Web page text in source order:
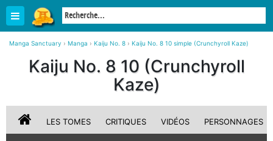
Manga Sanctuary › Manga › Kaiju No. 8 › Kaiju No. 8 10 simple (Crunchyroll Kaze)
Kaiju No. 8 10 (Crunchyroll
Kaze)
LES TOMES CRITIQUES VIDÉOS PERSONNAGES